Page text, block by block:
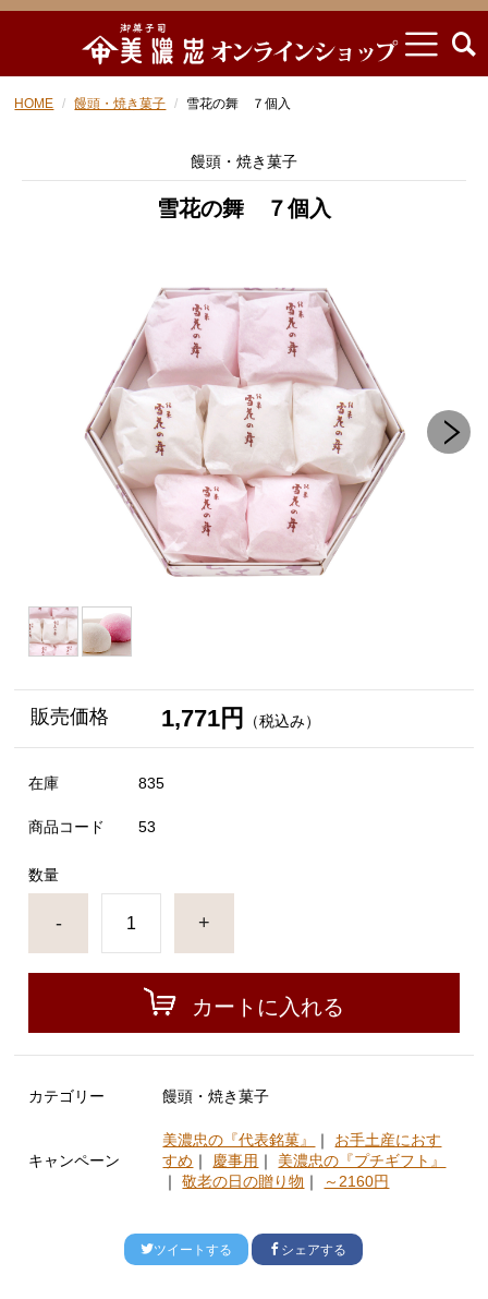
HOME 饅頭・焼き菓子 雪花の舞 ７個入
饅頭・焼き菓子
雪花の舞 ７個入
販売価格 1,771円 （税込み）
在庫 835
商品コード 53
数量
- +
カートに入れる
カテゴリー 饅頭・焼き菓子
キャンペーン
美濃忠の『代表銘菓』 ｜ お手土産におす
すめ ｜ 慶事用 ｜ 美濃忠の『プチギフト』
｜敬老の日の贈り物 ｜ ～2160円
ツイートする シェアする